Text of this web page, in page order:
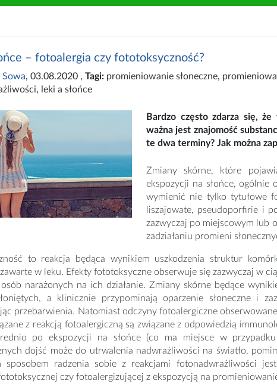
– fotoalergia czy fototoksyczność?
Sowa, 03.08.2020 , Tagi: promieniowanie słoneczne,
, leki a słońce
Bardzo często zdarza się,
ważna jest znajomość
te dwa terminy? Jak można
Zmiany skórne, które
ekspozycji na słońce, ogólnie
wymienić nie tylko tytułowe
liszajowate, pseudoporfirie i
zazwyczaj po miejscowym lub
zadziałaniu promieni
to reakcja będąca wynikiem uszkodzenia struktur
w leku. Efekty fototoksyczne obserwuje się zazwyczaj w
narażonych na ich działanie. Zmiany skórne będące
a klinicznie przypominają oparzenie słoneczne i
przebarwienia. Natomiast odczyny fotoalergiczne
z reakcją fotoalergiczną są związane z odpowiedzią
po ekspozycji na słońce (co ma miejsce w
dojść może do utrwalenia nadwrażliwości na światło,
sposobem radzenia sobie z reakcjami fotonadwrażliwości
czy fotoalergizującej z ekspozycją na